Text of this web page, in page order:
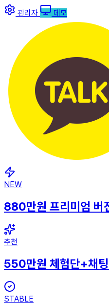
관리자 데모
NEW
880만원 프리미엄 버
추천
550만원 체험단+채팅
STABLE